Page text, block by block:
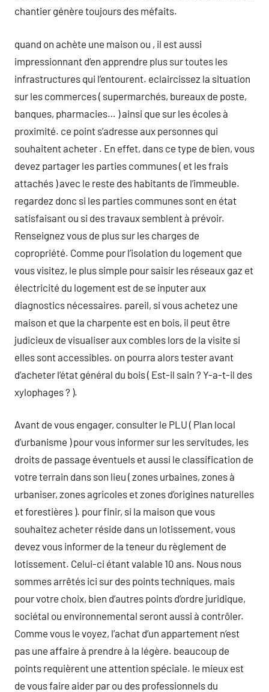
chantier génère toujours des méfaits.
quand on achète une maison ou , il est aussi
impressionnant d’en apprendre plus sur toutes les
infrastructures qui l’entourent. eclaircissez la situation
sur les commerces ( supermarchés, bureaux de poste,
banques, pharmacies… ) ainsi que sur les écoles à
proximité. ce point s’adresse aux personnes qui
souhaitent acheter . En effet, dans ce type de bien, vous
devez partager les parties communes ( et les frais
attachés ) avec le reste des habitants de l’immeuble.
regardez donc si les parties communes sont en état
satisfaisant ou si des travaux semblent à prévoir.
Renseignez vous de plus sur les charges de
copropriété. Comme pour l’isolation du logement que
vous visitez, le plus simple pour saisir les réseaux gaz et
électricité du logement est de se inputer aux
diagnostics nécessaires. pareil, si vous achetez une
maison et que la charpente est en bois, il peut être
judicieux de visualiser aux combles lors de la visite si
elles sont accessibles. on pourra alors tester avant
d’acheter l’état général du bois ( Est-il sain ? Y-a-t-il des
xylophages ? ).
Avant de vous engager, consulter le PLU ( Plan local
d’urbanisme ) pour vous informer sur les servitudes, les
droits de passage éventuels et aussi le classification de
votre terrain dans son lieu ( zones urbaines, zones à
urbaniser, zones agricoles et zones d’origines naturelles
et forestières ). pour finir, si la maison que vous
souhaitez acheter réside dans un lotissement, vous
devez vous informer de la teneur du règlement de
lotissement. Celui-ci étant valable 10 ans. Nous nous
sommes arrêtés ici sur des points techniques, mais
pour votre choix, bien d’autres points d’ordre juridique,
sociétal ou environnemental seront aussi à contrôler.
Comme vous le voyez, l’achat d’un appartement n’est
pas une affaire à prendre à la légère. beaucoup de
points requièrent une attention spéciale. le mieux est
de vous faire aider par ou des professionnels du